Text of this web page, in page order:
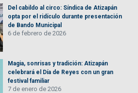
Del cabildo al circo: Síndica de Atizapán
opta por el ridículo durante presentación
de Bando Municipal
6 de febrero de 2026
Magia, sonrisas y tradición: Atizapán
celebrará el Día de Reyes con un gran
festival familiar
7 de enero de 2026